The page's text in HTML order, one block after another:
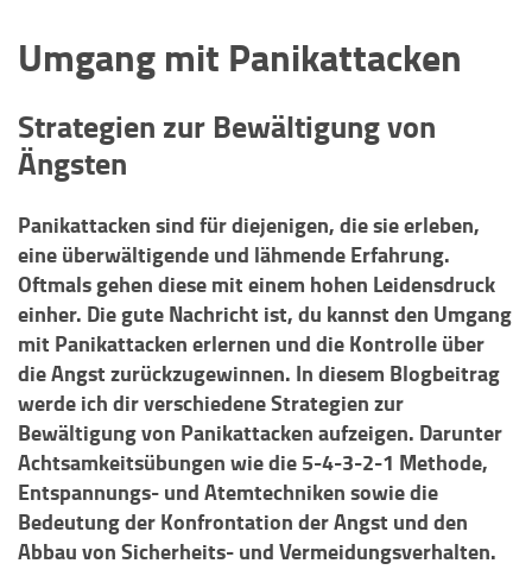
Umgang mit Panikattacken
Strategien zur Bewältigung von
Ängsten
Panikattacken sind für diejenigen, die sie erleben,
eine überwältigende und lähmende Erfahrung.
Oftmals gehen diese mit einem hohen Leidensdruck
einher. Die gute Nachricht ist, du kannst den Umgang
mit Panikattacken erlernen und die Kontrolle über
die Angst zurückzugewinnen. In diesem Blogbeitrag
werde ich dir verschiedene Strategien zur
Bewältigung von Panikattacken aufzeigen. Darunter
Achtsamkeitsübungen wie die 5-4-3-2-1 Methode,
Entspannungs- und Atemtechniken sowie die
Bedeutung der Konfrontation der Angst und den
Abbau von Sicherheits- und Vermeidungsverhalten.